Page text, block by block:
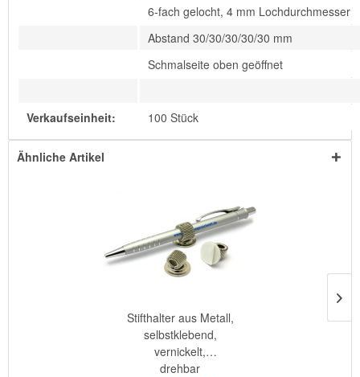
6-fach gelocht, 4 mm Lochdurchmesser
Abstand 30/30/30/30/30 mm
Schmalseite oben geöffnet
Verkaufseinheit: 100 Stück
Ähnliche Artikel
Stifthalter aus Metall,
selbstklebend,
vernickelt,
drehbar